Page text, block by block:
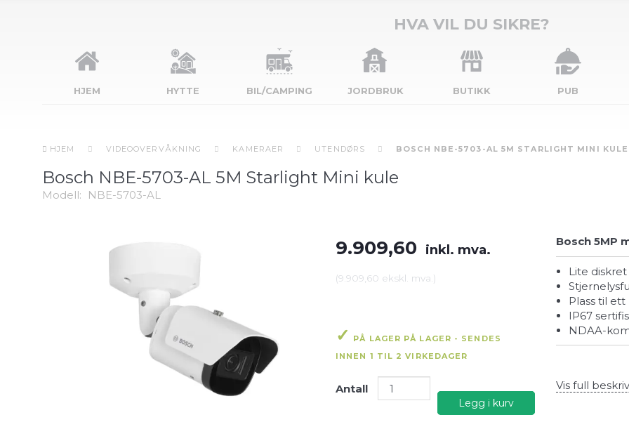
HVA VIL DU SIKRE?
HJEM HYTTE BIL/CAMPING JORDBRUK BUTIKK PUB
HJEM VIDEOOVERVÅKNING KAMERAER UTENDØRS BOSCH NBE-5703-AL 5M STARLIGHT MINI KULE
Bosch NBE-5703-AL 5M Starlight Mini kule
Modell: NBE-5703-AL
9.909,60 inkl. mva.
(9.909,60 ekskl. mva.)
PÅ LAGER PÅ LAGER - SENDES
INNEN 1 TIL 2 VIRKEDAGER
Antall
Legg i kurv
Bosch 5MP
Lite
Plass til
IP67
NDAA-
Vis full